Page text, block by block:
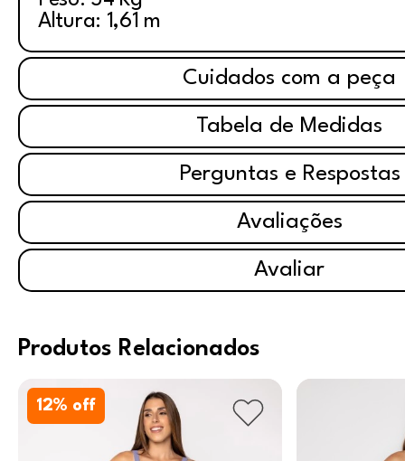
Altura: 1,61 m
Cuidados com a peça
Tabela de Medidas
Perguntas e Respostas
Avaliações
Avaliar
Produtos Relacionados
12% off